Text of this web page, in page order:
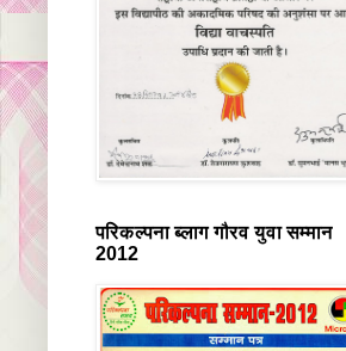
परिकल्पना ब्लाग गौरव युवा सम्मान
2012